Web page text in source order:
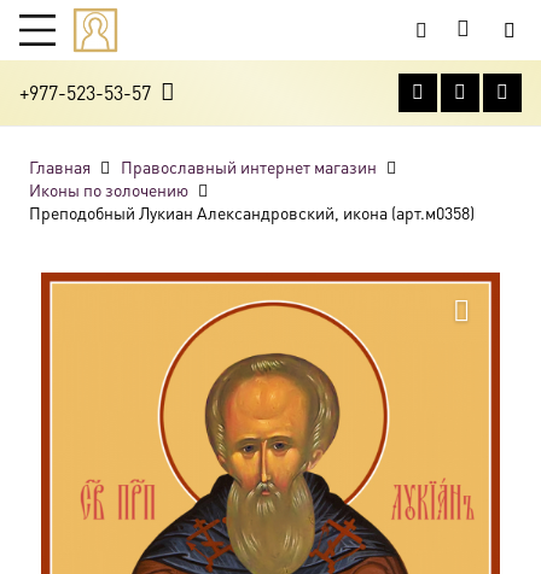
+977-523-53-57
Главная
Православный интернет магазин
Иконы по золочению
Преподобный Лукиан Александровский, икона (арт.м0358)